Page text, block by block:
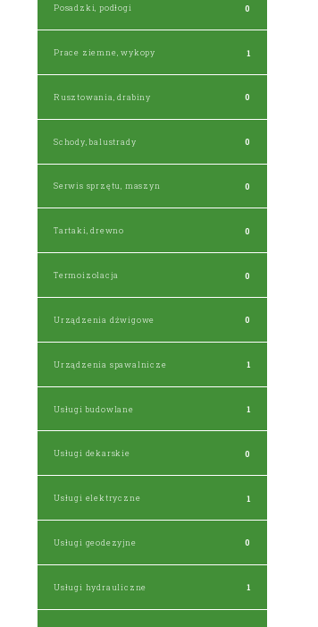
Posadzki, podłogi 0
Prace ziemne, wykopy 1
Rusztowania, drabiny 0
Schody, balustrady 0
Serwis sprzętu, maszyn 0
Tartaki, drewno 0
Termoizolacja 0
Urządzenia dźwigowe 0
Urządzenia spawalnicze 1
Usługi budowlane 1
Usługi dekarskie 0
Usługi elektryczne 1
Usługi geodezyjne 0
Usługi hydrauliczne 1